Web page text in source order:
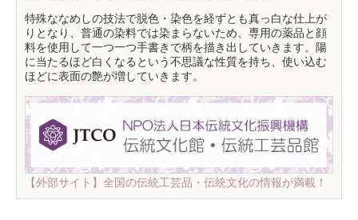
特殊ななめしの技法で脱色・染色を経ずとも真っ白な仕上が
りとなり、普通の染料では染まらないため、専用の薬品と顔
料を使用して一つ一つ手書きで柄を描き出していきます。陽
に当たるほど白くなるという不思議な性質を持ち、使い込む
ほどに表面の艶が増していきます。
【外部サイト】全国の伝統工芸品・伝統文化の情報が満載！